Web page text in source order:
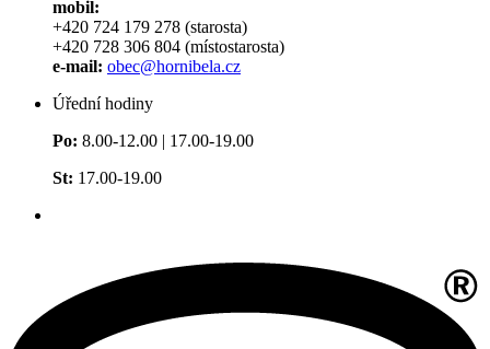
mobil:
+420 724 179 278 (starosta)
+420 728 306 804 (místostarosta)
e-mail: obec@hornibela.cz
Úřední hodiny
Po: 8.00-12.00 | 17.00-19.00
St: 17.00-19.00